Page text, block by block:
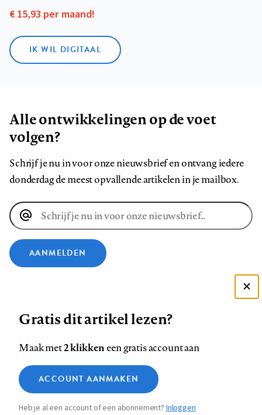
€ 15,93 per maand!
IK WIL DIGITAAL
Alle ontwikkelingen op de voet
volgen?
Schrijf je nu in voor onze nieuwsbrief en ontvang iedere
donderdag de meest opvallende artikelen in je mailbox.
E-
mailadres
AANMELDEN
ons
op
Facebook
ons
op
LinkedIn
ons
op
Bluesky
ons
op
Instagram
ons
op
YouTube
ons
Footer
navigation
Contact Colofon Disclaimer Privacy
Medische vragen verdienen
betrouwbare antwoorden
Zie onze cookie policy
Analytische cookies
Marketing cookies
Gratis dit artikel lezen?
Maak met2 klikkeneen gratis account aan
ACCOUNT AANMAKEN
Heb je al een account of een abonnement?Inloggen